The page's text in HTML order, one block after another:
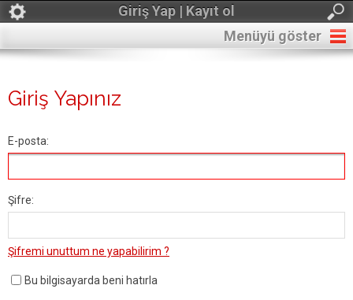
Giriş Yap | Kayıt ol
Menüyü göster
Giriş Yapınız
E-posta:
Şifre:
Şifremi unuttum ne yapabilirim ?
Bu bilgisayarda beni hatırla